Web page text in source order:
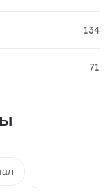
134
71